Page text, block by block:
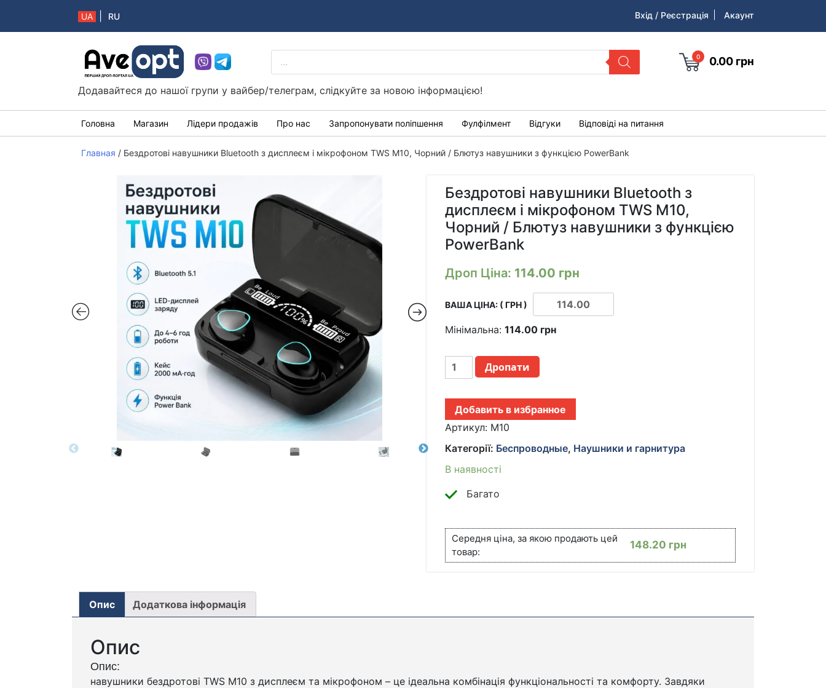
UA RU Вхід / Реєстрація Акаунт
Aveopt – оптова дропшипінг платформа в Україні
PRODUCTS
SEARCH
0 0.00 грн
Додавайтеся до нашої групи у вайбер/телеграм, слідкуйте за новою інформацією!
Головна Магазин Лідери продажів Про нас Запропонувати поліпшення Фулфілмент Відгуки Відповіді на питання
Главная / Бездротові навушники Bluetooth з дисплеєм і мікрофоном TWS M10, Чорний / Блютуз навушники з функцією PowerBank
Бездротові навушники Bluetooth з
дисплеєм і мікрофоном TWS M10,
Чорний / Блютуз навушники з функцією
PowerBank
Дроп Ціна: 114.00 грн
ВАША ЦІНА: ( ГРН )
Мінімальна: 114.00 грн
БЕСПРОВОДНЫЕ
BLUETOOTH
С
ДИСПЛЕЕМ
И
TWS
M10,
/
С
ФУНКЦИЕЙ
POWERBANK
Дропати
Добавить в избранное
Артикул: M10
Категорії: Беспроводные, Наушники и гарнитура
В наявності
Багато
Середня ціна, за якою продають цей
товар:
148.20 грн
Опис Додаткова інформація
Опис
Опис:
навушники бездротові TWS M10 з дисплеєм та мікрофоном – це ідеальна комбінація функціональності та комфорту. Завдяки